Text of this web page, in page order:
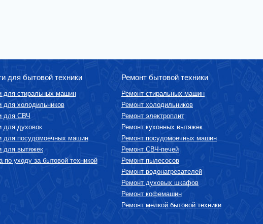
для бытовой техники
для стиральных машин
для холодильников
для СВЧ
для духовок
для посудомоечных машин
для вытяжек
по уходу за бытовой техникой
Ремонт бытовой техники
Ремонт стиральных машин
Ремонт холодильников
Ремонт электроплит
Ремонт кухонных вытяжек
Ремонт посудомоечных машин
Ремонт СВЧ-печей
Ремонт пылесосов
Ремонт водонагревателей
Ремонт духовых шкафов
Ремонт кофемашин
Ремонт мелкой бытовой техники